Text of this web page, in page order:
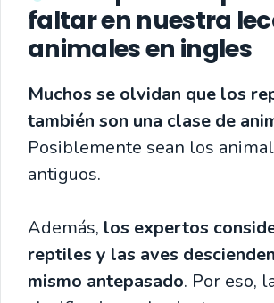
faltar en nuestra
animales en ingles
Muchos se olvidan que los
también son una clase de
Posiblemente sean los
antiguos.
Además, los expertos
reptiles y las aves
mismo antepasado. Por eso,